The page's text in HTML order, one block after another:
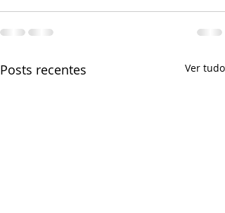
Posts recentes Ver tudo